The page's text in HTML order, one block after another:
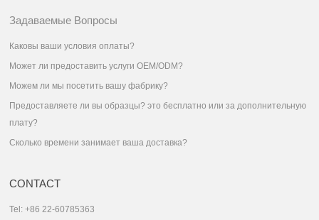
Задаваемые Вопросы
Каковы ваши условия оплаты?
Может ли предоставить услуги OEM/ODM?
Можем ли мы посетить вашу фабрику?
Предоставляете ли вы образцы? это бесплатно или за дополнительную
плату?
Сколько времени занимает ваша доставка?
CONTACT
Tel: +86 22-60785363